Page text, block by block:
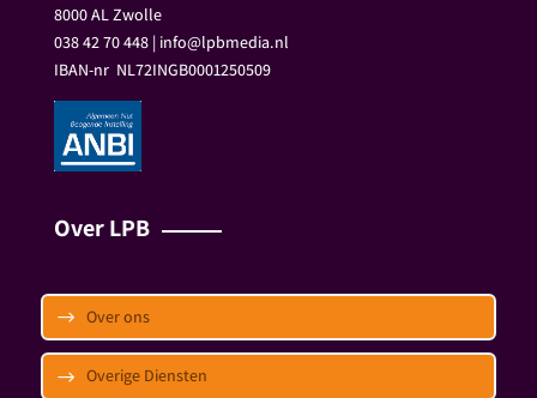
8000 AL Zwolle
038 42 70 448 | info@lpbmedia.nl
IBAN-nr NL72INGB0001250509
Over LPB
Over ons
Overige Diensten